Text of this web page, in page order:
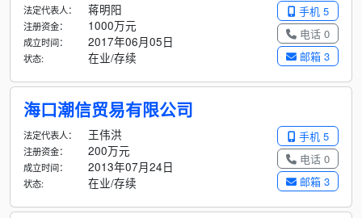
手机 5
电话 0
邮箱 3
法定代表人： 蒋明阳
注册资金： 1000万元
成立时间： 2017年06月05日
状态: 在业/存续
海口潮信贸易有限公司
手机 5
电话 0
邮箱 3
法定代表人： 王伟洪
注册资金： 200万元
成立时间： 2013年07月24日
状态: 在业/存续